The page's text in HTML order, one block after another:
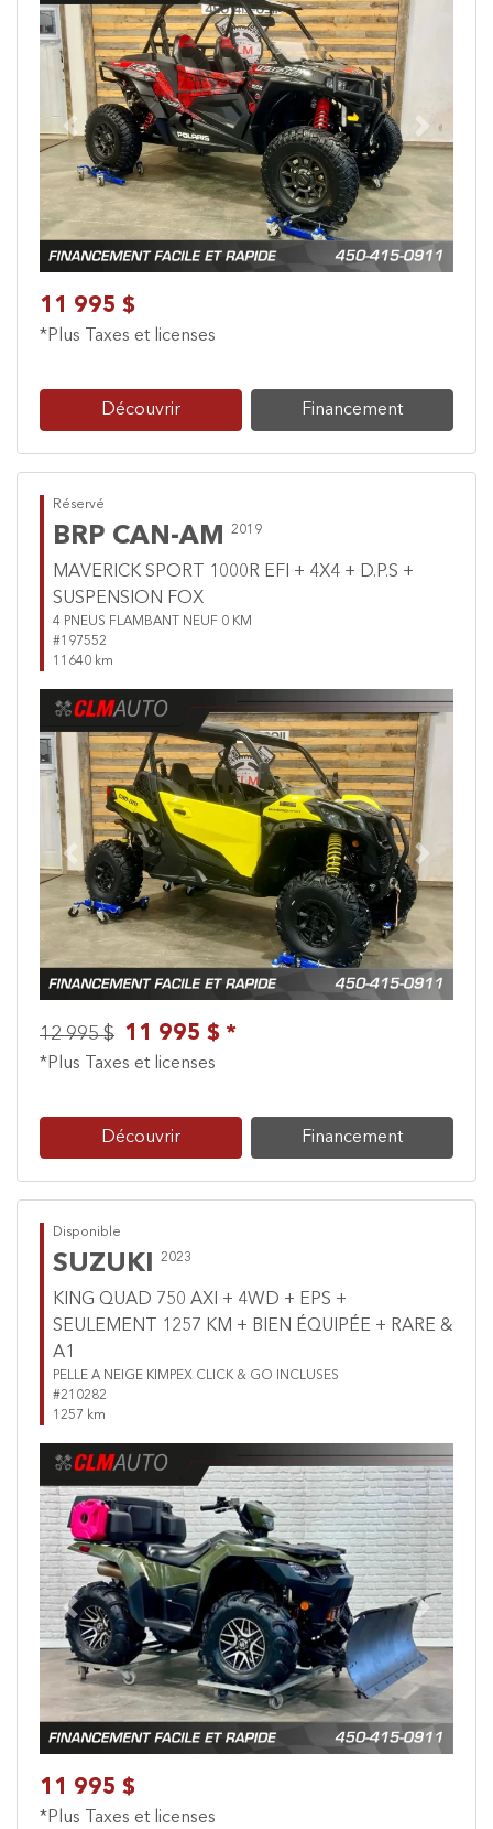
Previous Next
11 995 $
*Plus Taxes et licenses
Découvrir Financement
Réservé
BRP CAN-AM 2019
MAVERICK SPORT 1000R EFI + 4X4 + D.P.S +
SUSPENSION FOX
4 PNEUS FLAMBANT NEUF 0 KM
#197552
11640 km
Previous Next
12 995 $ 11 995 $ *
*Plus Taxes et licenses
Découvrir Financement
Disponible
SUZUKI 2023
KING QUAD 750 AXI + 4WD + EPS +
SEULEMENT 1257 KM + BIEN ÉQUIPÉE + RARE &
A1
PELLE A NEIGE KIMPEX CLICK & GO INCLUSES
#210282
1257 km
Previous Next
11 995 $
*Plus Taxes et licenses